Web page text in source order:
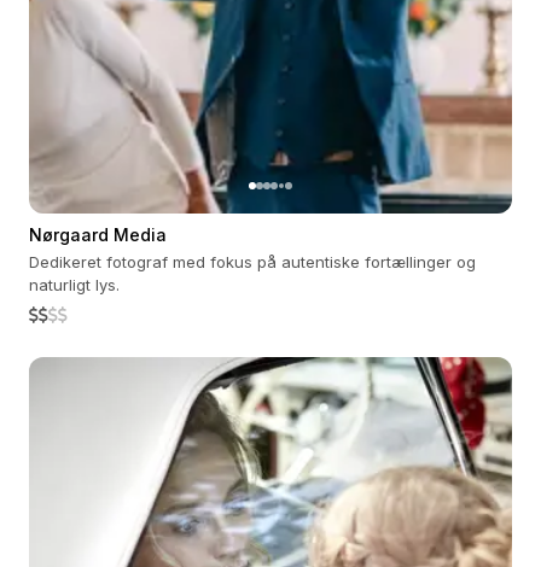
Nørgaard Media
Dedikeret fotograf med fokus på autentiske fortællinger og
naturligt lys.